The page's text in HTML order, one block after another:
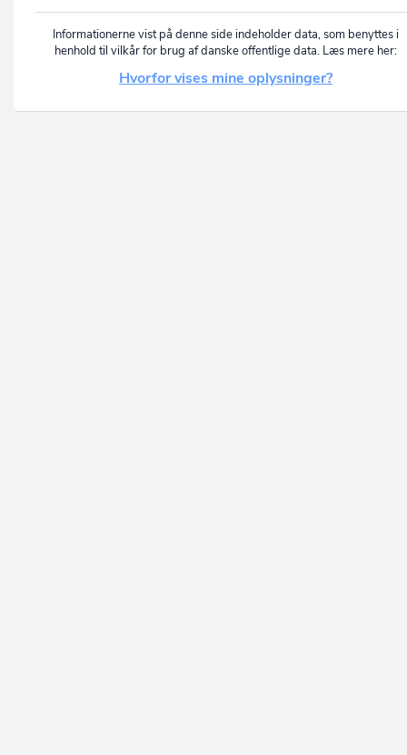
Informationerne vist på denne side indeholder data, som benyttes i
henhold til vilkår for brug af danske offentlige data. Læs mere her:
Hvorfor vises mine oplysninger?